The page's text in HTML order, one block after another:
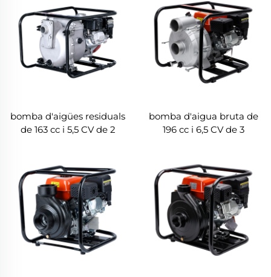
bomba d'aigües residuals
de 163 cc i 5,5 CV de 2
bomba d'aigua bruta de
196 cc i 6,5 CV de 3